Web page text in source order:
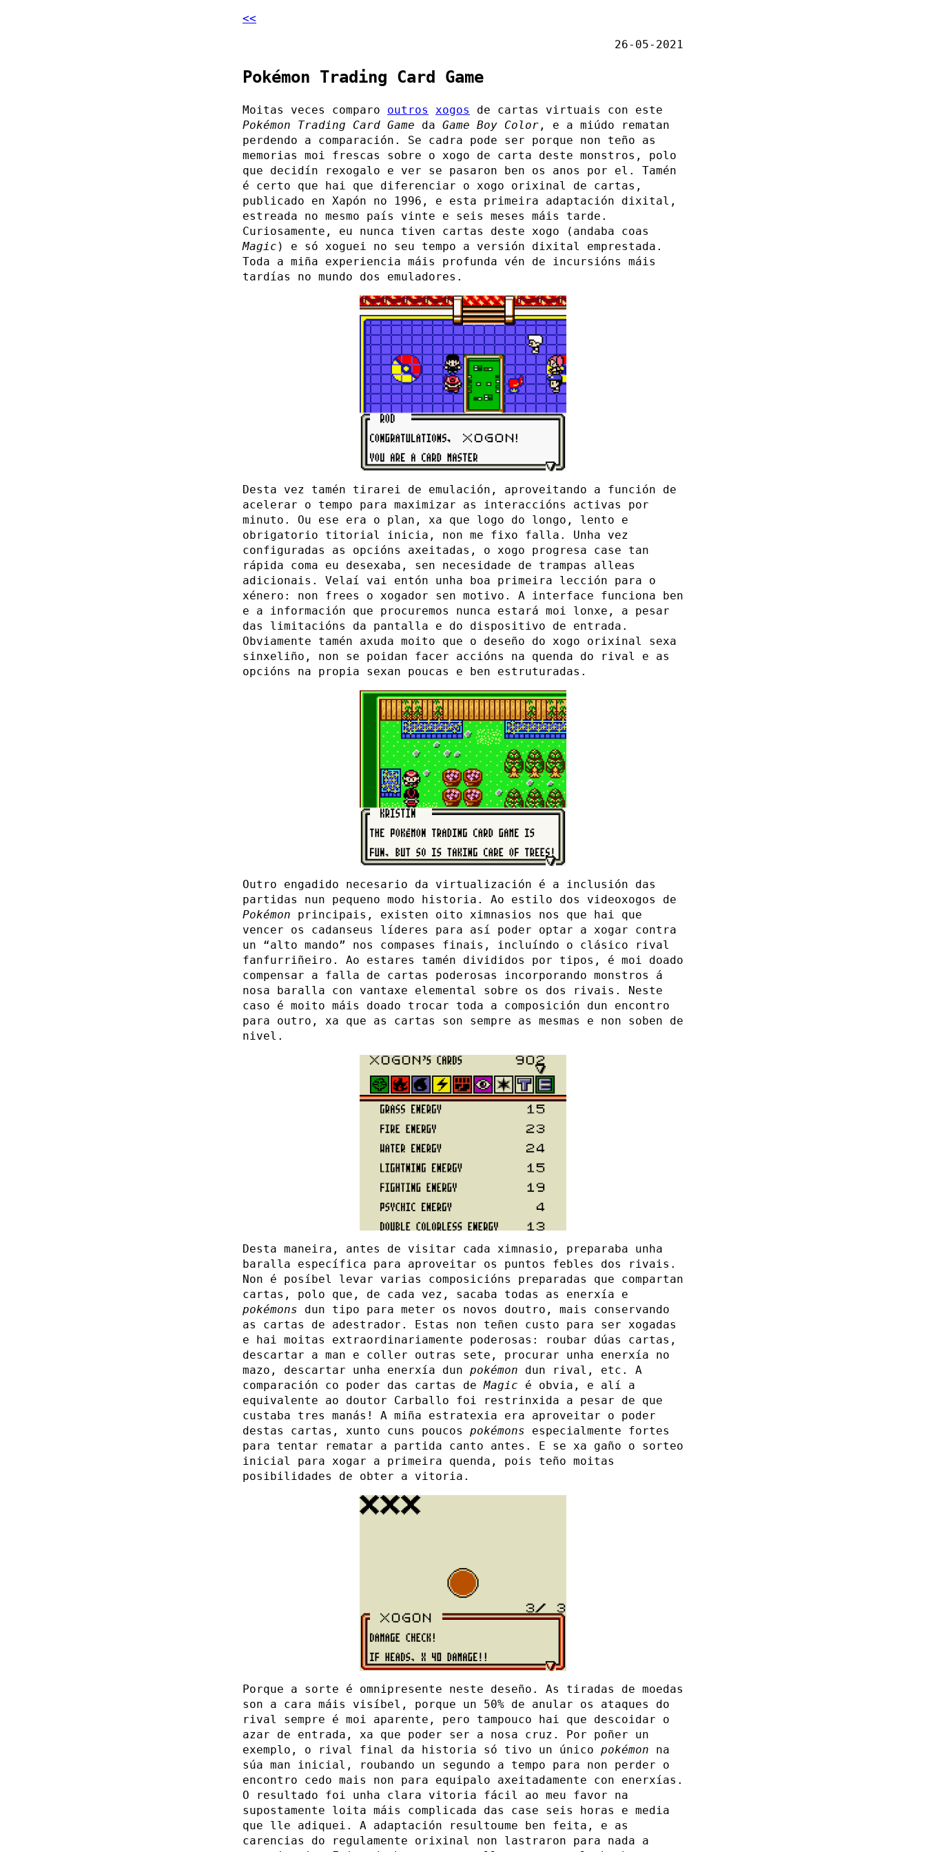
<<
26-05-2021
Pokémon Trading Card Game
Moitas veces comparo outros xogos
de cartas virtuais con este
Pokémon Trading Card Game da Game Boy Color , e a miúdo rematan
perdendo a comparación. Se cadra pode ser porque non teño as
memorias moi frescas sobre o xogo de carta deste monstros, polo
que decidín rexogalo e ver se pasaron ben os anos por el. Tamén
é certo que hai que diferenciar o xogo orixinal de cartas,
publicado en Xapón no 1996, e esta primeira adaptación dixital,
estreada no mesmo país vinte e seis meses máis tarde.
Curiosamente, eu nunca tiven cartas deste xogo (andaba coas
Magic ) e só xoguei no seu tempo a versión dixital emprestada.
Toda a miña experiencia máis profunda vén de incursións máis
tardías no mundo dos emuladores.
Desta vez tamén tirarei de emulación, aproveitando a función de
acelerar o tempo para maximizar as interaccións activas por
minuto. Ou ese era o plan, xa que logo do longo, lento e
obrigatorio titorial inicia, non me fixo falla. Unha vez
configuradas as opcións axeitadas, o xogo progresa case tan
rápida coma eu desexaba, sen necesidade de trampas alleas
adicionais. Velaí vai entón unha boa primeira lección para o
xénero: non frees o xogador sen motivo. A interface funciona ben
e a información que procuremos nunca estará moi lonxe, a pesar
das limitacións da pantalla e do dispositivo de entrada.
Obviamente tamén axuda moito que o deseño do xogo orixinal sexa
sinxeliño, non se poidan facer accións na quenda do rival e as
opcións na propia sexan poucas e ben estruturadas.
Outro engadido necesario da virtualización é a inclusión das
partidas nun pequeno modo historia. Ao estilo dos videoxogos de
Pokémon principais, existen oito ximnasios nos que hai que
vencer os cadanseus líderes para así poder optar a xogar contra
un “alto mando” nos compases finais, incluíndo o clásico rival
fanfurriñeiro. Ao estares tamén divididos por tipos, é moi doado
compensar a falla de cartas poderosas incorporando monstros á
nosa baralla con vantaxe elemental sobre os dos rivais. Neste
caso é moito máis doado trocar toda a composición dun encontro
para outro, xa que as cartas son sempre as mesmas e non soben de
nivel.
Desta maneira, antes de visitar cada ximnasio, preparaba unha
baralla específica para aproveitar os puntos febles dos rivais.
Non é posíbel levar varias composicións preparadas que compartan
cartas, polo que, de cada vez, sacaba todas as enerxía e
pokémons dun tipo para meter os novos doutro, mais conservando
as cartas de adestrador. Estas non teñen custo para ser xogadas
e hai moitas extraordinariamente poderosas: roubar dúas cartas,
descartar a man e coller outras sete, procurar unha enerxía no
mazo, descartar unha enerxía dun pokémon dun rival, etc. A
comparación co poder das cartas deMagic é obvia, e alí a
equivalente ao doutor Carballo foi restrinxida a pesar de que
custaba tres manás! A miña estratexia era aproveitar o poder
destas cartas, xunto cuns poucos pokémons especialmente fortes
para tentar rematar a partida canto antes. E se xa gaño o sorteo
inicial para xogar a primeira quenda, pois teño moitas
posibilidades de obter a vitoria.
Porque a sorte é omnipresente neste deseño. As tiradas de moedas
son a cara máis visíbel, porque un 50% de anular os ataques do
rival sempre é moi aparente, pero tampouco hai que descoidar o
azar de entrada, xa que poder ser a nosa cruz. Por poñer un
exemplo, o rival final da historia só tivo un único pokémon na
súa man inicial, roubando un segundo a tempo para non perder o
encontro cedo mais non para equipalo axeitadamente con enerxías.
O resultado foi unha clara vitoria fácil ao meu favor na
supostamente loita máis complicada das case seis horas e media
que lle adiquei. A adaptación resultoume ben feita, e as
carencias do regulamente orixinal non lastraron para nada a